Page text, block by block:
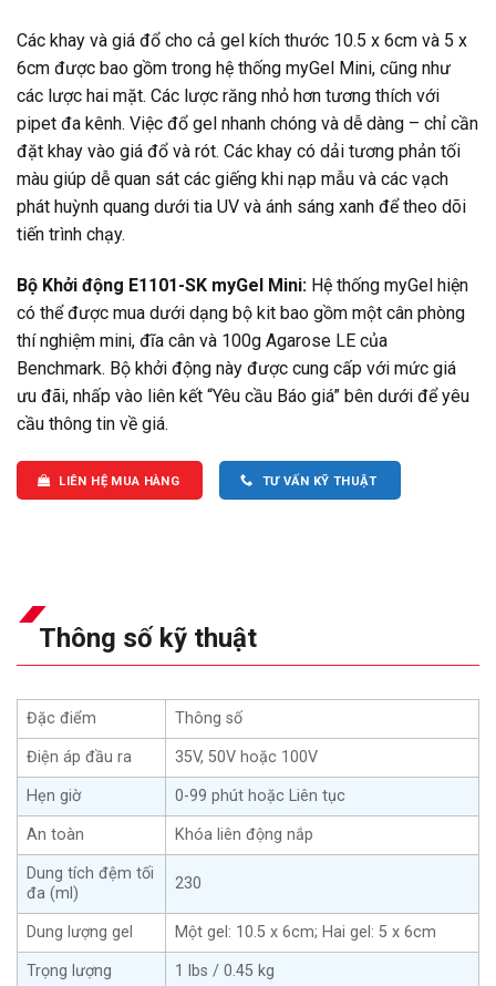
Các khay và giá đổ cho cả gel kích thước 10.5 x 6cm và 5 x
6cm được bao gồm trong hệ thống myGel Mini, cũng như
các lược hai mặt. Các lược răng nhỏ hơn tương thích với
pipet đa kênh. Việc đổ gel nhanh chóng và dễ dàng – chỉ cần
đặt khay vào giá đổ và rót. Các khay có dải tương phản tối
màu giúp dễ quan sát các giếng khi nạp mẫu và các vạch
phát huỳnh quang dưới tia UV và ánh sáng xanh để theo dõi
tiến trình chạy.
Bộ Khởi động E1101-SK myGel Mini: Hệ thống myGel hiện
có thể được mua dưới dạng bộ kit bao gồm một cân phòng
thí nghiệm mini, đĩa cân và 100g Agarose LE của
Benchmark. Bộ khởi động này được cung cấp với mức giá
ưu đãi, nhấp vào liên kết “Yêu cầu Báo giá” bên dưới để yêu
cầu thông tin về giá.
LIÊN HỆ MUA HÀNG TƯ VẤN KỸ THUẬT
Thông số kỹ thuật
Đặc điểm Thông số
Điện áp đầu ra 35V, 50V hoặc 100V
Hẹn giờ 0-99 phút hoặc Liên tục
An toàn Khóa liên động nắp
Dung tích đệm tối
đa (ml)
230
Dung lượng gel Một gel: 10.5 x 6cm; Hai gel: 5 x 6cm
Trọng lượng 1 lbs / 0.45 kg